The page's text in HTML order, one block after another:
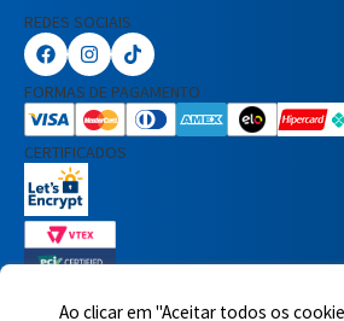
Ao clicar em "Aceitar todos os
REDES SOCIAIS
FORMAS DE PAGAMENTO
CERTIFICADOS
Nome Completo